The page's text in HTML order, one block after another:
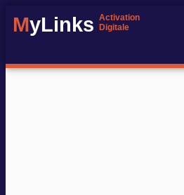
MyLinks Activation
Digitale